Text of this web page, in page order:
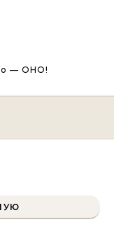
— ОНО!